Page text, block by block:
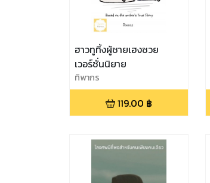
ฮาวทูทิ้งผู้ชายเฮงซวย
เวอร์ชั่นนิยาย
ทิพากร
119.00 ฿